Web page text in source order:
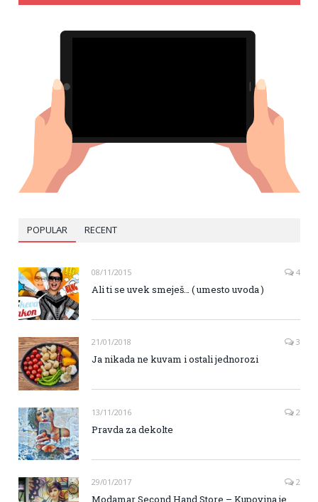
POPULAR RECENT
08/11/2015 4
Ali ti se uvek smeješ… ( umesto uvoda )
21/01/2018 3
Ja nikada ne kuvam i ostali jednorozi
13/11/2016 2
Pravda za dekolte
29/01/2017 2
Modamar Second Hand Store – Kupovina je